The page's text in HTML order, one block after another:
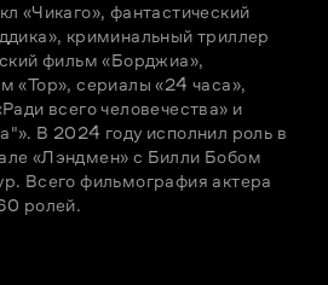
«Чикаго», фантастический
криминальный триллер
фильм «Борджиа»,
«Тор», сериалы «24 часа»,
всего человечества» и
В 2024 году исполнил роль в
«Лэндмен» с Билли Бобом
Всего фильмография актера
ролей.